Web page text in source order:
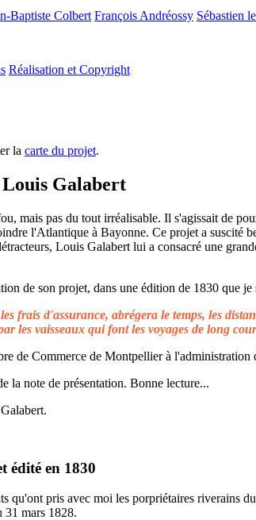
Baptiste Colbert François Andréossy Sébastien
Réalisation et Copyright
la carte du projet.
Galabert
mais pas du tout irréalisable. Il s'agissait de
l'Atlantique à Bayonne. Ce projet a suscité
Louis Galabert lui a consacré une
de son projet, dans une édition de 1830 que
frais d'assurance, abrégera le temps, les
les vaisseaux qui font les voyages de long
de Commerce de Montpellier à
la note de présentation. Bonne lecture...
édité en 1830
qu'ont pris avec moi les porpriétaires riverains
31 mars 1828.